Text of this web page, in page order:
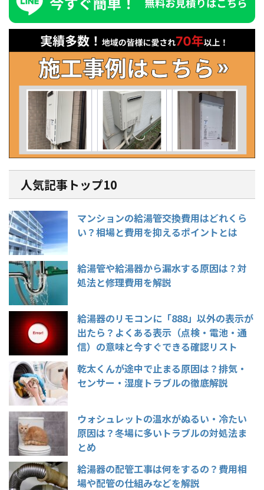
人気記事トップ10
マンションの給湯管交換費用はどれくら
い？相場と費用を抑えるポイントとは
給湯管や給湯器から漏水する原因は？対
処法と修理費用を解説
給湯器のリモコンに「888」以外の表示が
出たら？よくある表示（点検・電池・通
信）の意味と今すぐできる確認リスト
乾太くんが途中で止まる原因は？排気・
センサー・湿度トラブルの徹底解説
ウォシュレットの温水がぬるい・冷たい
原因は？冬場に多いトラブルの対処法ま
とめ
給湯器の配管工事は何をするの？費用相
場や配管の仕組みなどを解説